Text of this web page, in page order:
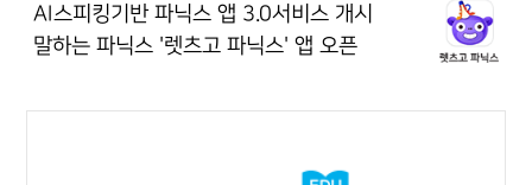
AI스피킹기반 파닉스 앱 3.0서비스 개시
말하는 파닉스 '렛츠고 파닉스' 앱 오픈